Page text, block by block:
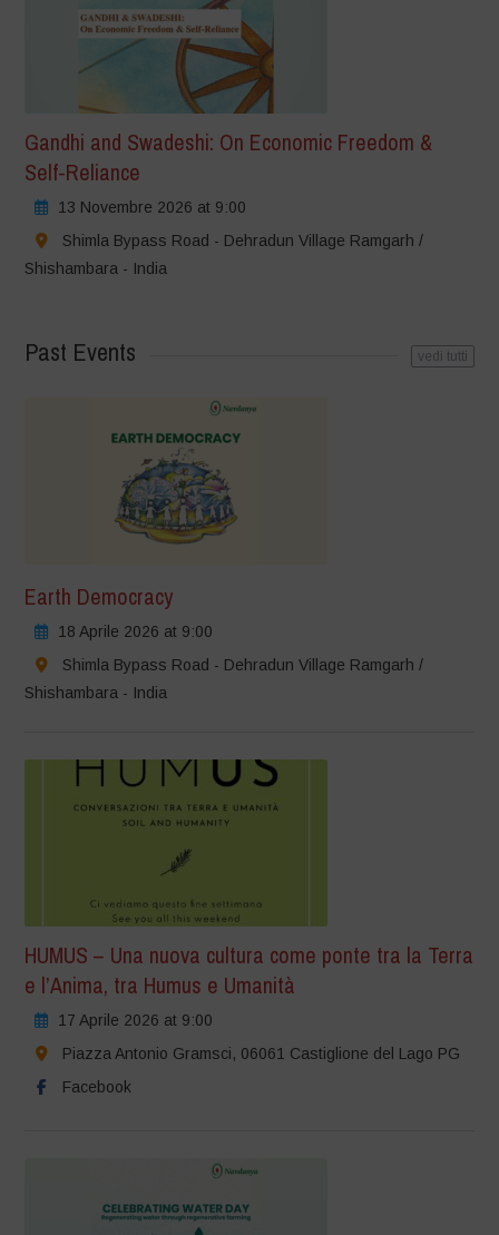
Gandhi and Swadeshi: On Economic Freedom &
Self-Reliance
13 Novembre 2026 at 9:00
Shimla Bypass Road - Dehradun Village Ramgarh /
Shishambara - India
Past Events vedi tutti
Earth Democracy
18 Aprile 2026 at 9:00
Shimla Bypass Road - Dehradun Village Ramgarh /
Shishambara - India
HUMUS – Una nuova cultura come ponte tra la Terra
e l’Anima, tra Humus e Umanità
17 Aprile 2026 at 9:00
Piazza Antonio Gramsci, 06061 Castiglione del Lago PG
Facebook